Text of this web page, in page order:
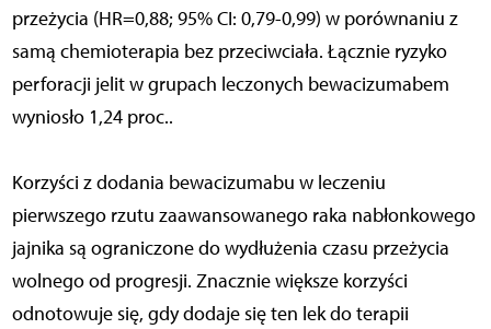
przeżycia (HR=0,88; 95% CI: 0,79-0,99) w porównaniu z
samą chemioterapia bez przeciwciała. Łącznie ryzyko
perforacji jelit w grupach leczonych bewacizumabem
wyniosło 1,24 proc..
Korzyści z dodania bewacizumabu w leczeniu
pierwszego rzutu zaawansowanego raka nabłonkowego
jajnika są ograniczone do wydłużenia czasu przeżycia
wolnego od progresji. Znacznie większe korzyści
odnotowuje się, gdy dodaje się ten lek do terapii